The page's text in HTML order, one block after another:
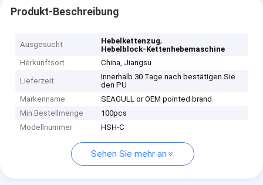
Produkt-Beschreibung
Ausgesucht Hebelkettenzug,
Hebelblock-Kettenhebemaschine
Herkunftsort
China, Jiangsu
Lieferzeit
Innerhalb 30 Tage nach bestätigen Sie
den PU
Markenname
SEAGULL or OEM pointed brand
Min Bestellmenge
100pcs
Modellnummer
HSH-C
Sehen Sie mehr an